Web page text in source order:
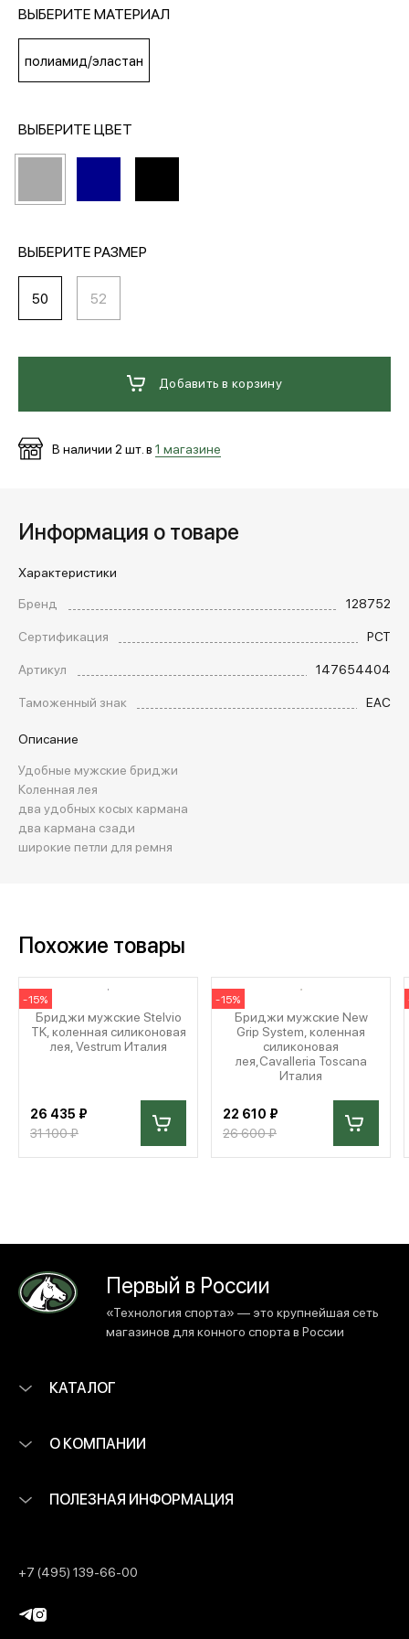
МЕДИА
+7 (495) 139-66-00
ВЫБЕРИТЕ МАТЕРИАЛ
полиамид/эластан
ВЫБЕРИТЕ ЦВЕТ
ВЫБЕРИТЕ РАЗМЕР
50 52
Добавить в корзину
В наличии 2 шт. в 1 магазине
Информация о товаре
Характеристики
Бренд
128752
Сертификация
РСТ
Артикул
147654404
Таможенный знак
EAC
Описание
Удобные мужские бриджи
Коленная лея
два удобных косых кармана
два кармана сзади
широкие петли для ремня
Похожие товары
-15%
Бриджи мужские Stelvio
TK, коленная силиконовая
лея, Vestrum Италия
26 435 ₽
31 100 ₽
-15%
Бриджи мужские New
Grip System, коленная
силиконовая
лея,Cavalleria Toscana
Италия
22 610 ₽
26 600 ₽
Первый в России
«Технология спорта» — это крупнейшая сеть
магазинов для конного спорта в России
КАТАЛОГ
О КОМПАНИИ
ПОЛЕЗНАЯ ИНФОРМАЦИЯ
+7 (495) 139-66-00